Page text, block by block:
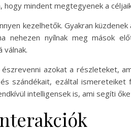
hogy mindent megtegyenek a
kezelhetők. Gyakran
nehezen nyílnak meg mások
válnak.
azokat a részleteket,
szándékait, ezáltal ismereteiket
intelligensek is, ami segíti